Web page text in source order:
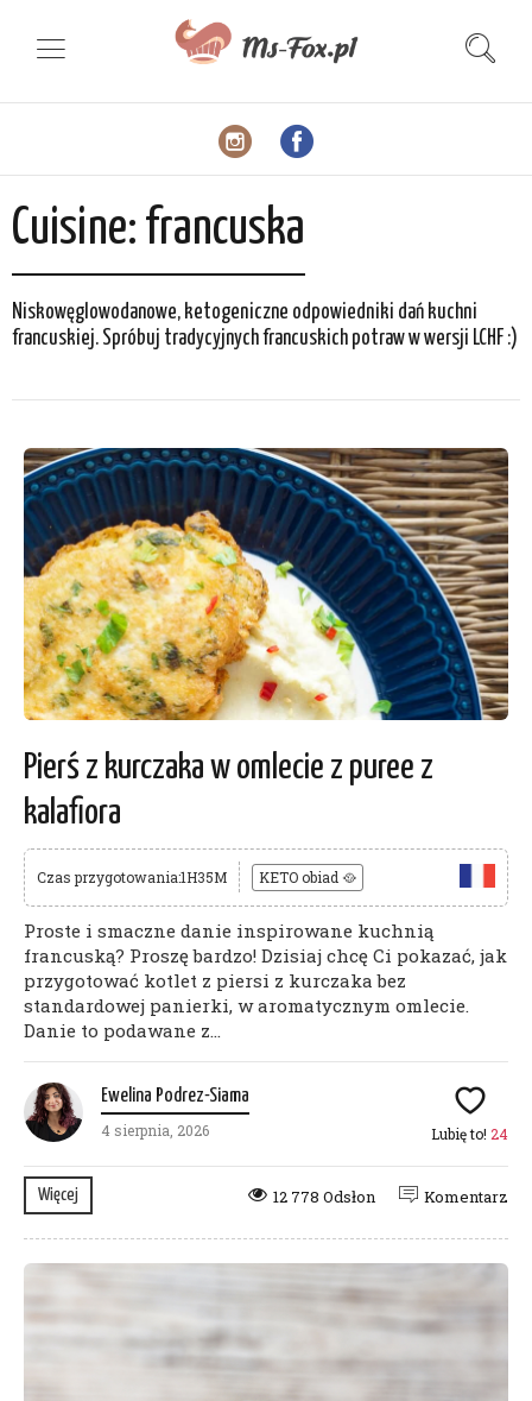
Cuisine: francuska
Niskowęglowodanowe, ketogeniczne odpowiedniki dań kuchni
francuskiej. Spróbuj tradycyjnych francuskich potraw w wersji LCHF :)
Pierś z kurczaka w omlecie z puree z
kalafiora
Czas przygotowania:1H35M KETO obiad 🥘
Proste i smaczne danie inspirowane kuchnią
francuską? Proszę bardzo! Dzisiaj chcę Ci pokazać, jak
przygotować kotlet z piersi z kurczaka bez
standardowej panierki, w aromatycznym omlecie.
Danie to podawane z...
Ewelina Podrez-Siama
4 sierpnia, 2026 Lubię to! 24
Więcej Komentarz
12 778 Odsłon